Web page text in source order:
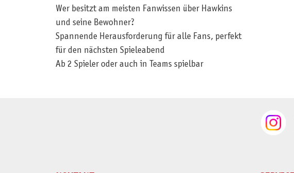
Wer besitzt am meisten Fanwissen über Hawkins
und seine Bewohner?
Spannende Herausforderung für alle Fans, perfekt
für den nächsten Spieleabend
Ab 2 Spieler oder auch in Teams spielbar